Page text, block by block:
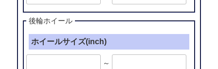
後輪ホイール
ホイールサイズ(inch)
～